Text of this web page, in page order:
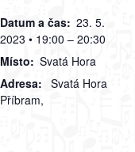
Datum a čas: 23. 5.
2023 • 19:00 – 20:30
Místo: Svatá Hora
Adresa: Svatá Hora
Příbram,